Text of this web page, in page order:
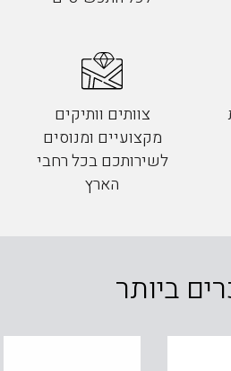
צוותים וותיקים
מקצועיים ומנוסים
לשירותכם בכל רחבי
הארץ
ביותר